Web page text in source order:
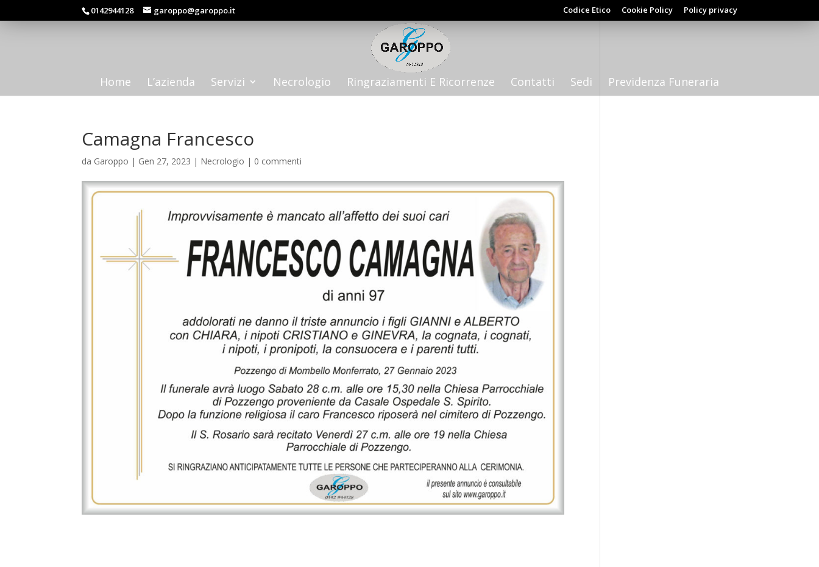
0142944128 garoppo@garoppo.it Codice Etico Cookie Policy Policy privacy
Home L’azienda Servizi Necrologio Ringraziamenti E Ricorrenze Contatti Sedi Previdenza Funeraria
Camagna Francesco
da Garoppo | Gen 27, 2023 | Necrologio | 0 commenti